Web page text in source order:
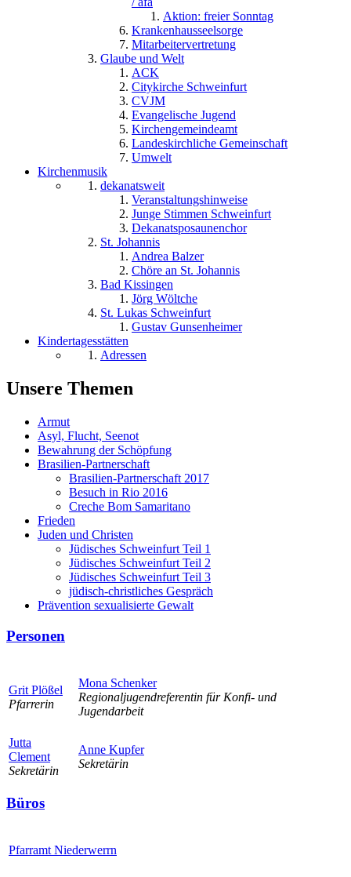
Aktion: freier Sonntag
Krankenhausseelsorge
Mitarbeitervertretung
Glaube und Welt
ACK
Citykirche Schweinfurt
CVJM
Evangelische Jugend
Kirchengemeindeamt
Landeskirchliche Gemeinschaft
Umwelt
Kirchenmusik
dekanatsweit
Veranstaltungshinweise
Junge Stimmen Schweinfurt
Dekanatsposaunenchor
St. Johannis
Andrea Balzer
Chöre an St. Johannis
Bad Kissingen
Jörg Wöltche
St. Lukas Schweinfurt
Gustav Gunsenheimer
Kindertagesstätten
Adressen
Unsere Themen
Armut
Asyl, Flucht, Seenot
Bewahrung der Schöpfung
Brasilien-Partnerschaft
Brasilien-Partnerschaft 2017
Besuch in Rio 2016
Creche Bom Samaritano
Frieden
Juden und Christen
Jüdisches Schweinfurt Teil 1
Jüdisches Schweinfurt Teil 2
Jüdisches Schweinfurt Teil 3
jüdisch-christliches Gespräch
Prävention sexualisierte Gewalt
Personen
Grit Plößel
Pfarrerin
Mona Schenker
Regionaljugendreferentin für Konfi- und
Jugendarbeit
Jutta
Clement
Sekretärin
Anne Kupfer
Sekretärin
Büros
Pfarramt Niederwerrn